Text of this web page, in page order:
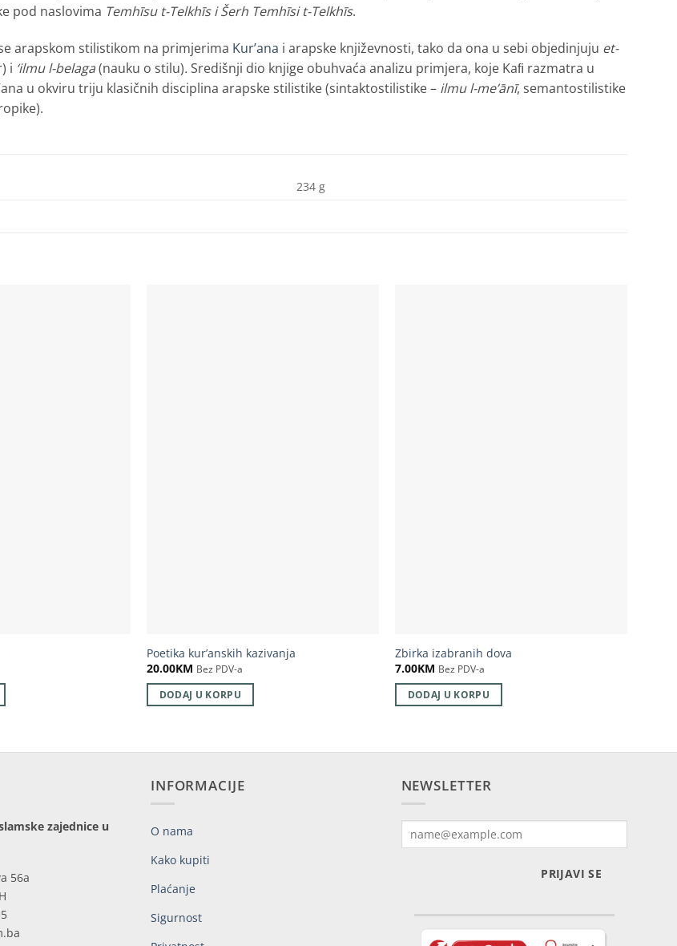
pod naslovima Temhīsu t-Telkhīs i Šerh Temhīsi t-Telkhīs.
arapskom stilistikom na primjerima Kur’ana i arapske književnosti, tako da ona u sebi objedinjuju et-
i ‘ilmu l-belaga(nauku o stilu).Središnji dio knjige obuhvaća analizu primjera, koje Kaﬁ razmatra u
u okviru triju klasičnih disciplina arapske stilistike (sintaktostilistike – ilmu l-me’ānī, semantostilistike
234 g
Poetika kur’anskih kazivanja
20.00KM Bez PDV-a
DODAJ U KORPU
Zbirka izabranih dova
7.00KM Bez PDV-a
DODAJ U KORPU
zajednice u
56a
INFORMACIJE
O nama
Kako kupiti
Plaćanje
Sigurnost
NEWSLETTER
PRIJAVI SE